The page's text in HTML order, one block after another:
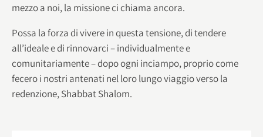
mezzo a noi, la missione ci chiama ancora.
Possa la forza di vivere in questa tensione, di tendere
all’ideale e di rinnovarci – individualmente e
comunitariamente – dopo ogni inciampo, proprio come
fecero i nostri antenati nel loro lungo viaggio verso la
redenzione, Shabbat Shalom.